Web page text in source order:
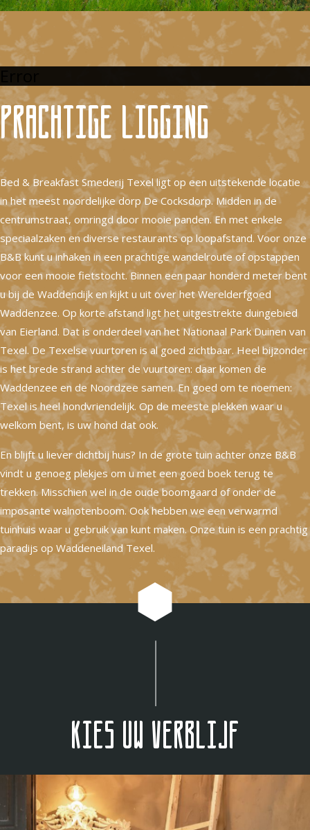
Prachtige ligging
Bed & Breakfast Smederij Texel ligt op een uitstekende locatie
in het meest noordelijke dorp De Cocksdorp. Midden in de
centrumstraat, omringd door mooie panden. En met enkele
speciaalzaken en diverse restaurants op loopafstand. Voor onze
B&B kunt u inhaken in een prachtige wandelroute of opstappen
voor een mooie fietstocht. Binnen een paar honderd meter bent
u bij de Waddendijk en kijkt u uit over het Werelderfgoed
Waddenzee. Op korte afstand ligt het uitgestrekte duingebied
van Eierland. Dat is onderdeel van het Nationaal Park Duinen van
Texel. De Texelse vuurtoren is al goed zichtbaar. Heel bijzonder
is het brede strand achter de vuurtoren: daar komen de
Waddenzee en de Noordzee samen. En goed om te noemen:
Texel is heel hondvriendelijk. Op de meeste plekken waar u
welkom bent, is uw hond dat ook.
En blijft u liever dichtbij huis? In de grote tuin achter onze B&B
vindt u genoeg plekjes om u met een goed boek terug te
trekken. Misschien wel in de oude boomgaard of onder de
imposante walnotenboom. Ook hebben we een verwarmd
tuinhuis waar u gebruik van kunt maken. Onze tuin is een prachtig
paradijs op Waddeneiland Texel.
Kies uw verblijf